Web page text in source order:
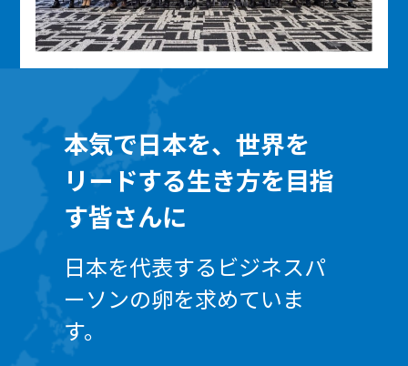
本気で日本を、世界を
リードする生き方を目指
す皆さんに
日本を代表するビジネスパ
ーソンの卵を求めていま
す。